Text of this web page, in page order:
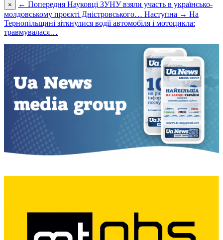
× ← Попередня Науковці ЗУНУ взяли участь в українсько-
молдовському проєкті Дністровського… Наступна → На
Тернопільщині зіткнулися водії автомобіля і мотоцикла:
травмувалася…